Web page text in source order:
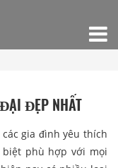
ĐẸP NHẤT
gia đình yêu thích
phù hợp với mọi